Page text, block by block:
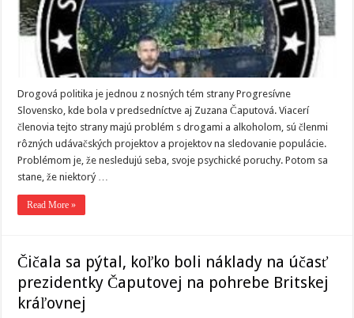
Drogová politika je jednou z nosných tém strany Progresívne
Slovensko, kde bola v predsedníctve aj Zuzana Čaputová. Viacerí
členovia tejto strany majú problém s drogami a alkoholom, sú členmi
rôzných udávačských projektov a projektov na sledovanie populácie.
Problémom je, že nesledujú seba, svoje psychické poruchy. Potom sa
stane, že niektorý …
Read More »
Čičala sa pýtal, koľko boli náklady na účasť
prezidentky Čaputovej na pohrebe Britskej
kráľovnej